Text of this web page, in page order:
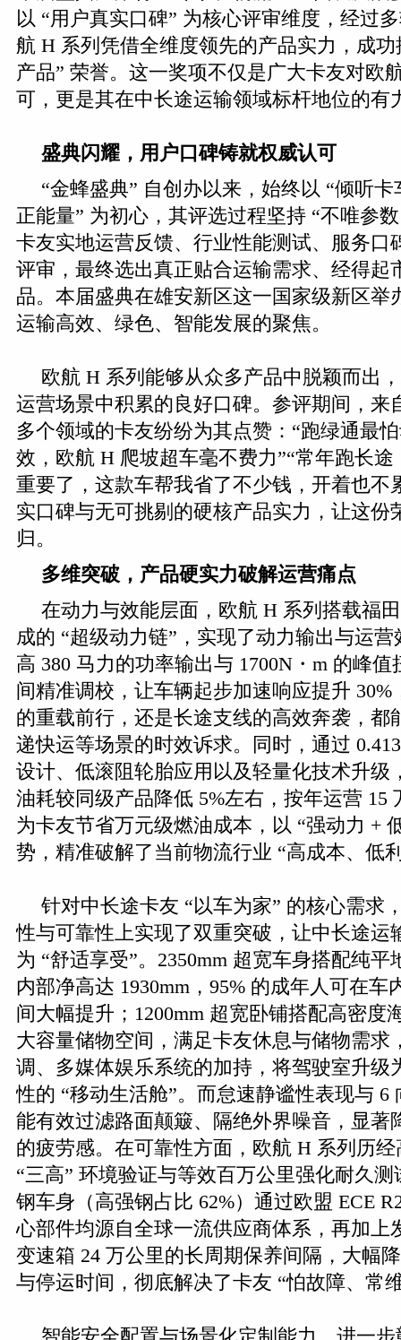
以 “用户真实口碑” 为核心评审维度，经过
航 H 系列凭借全维度领先的产品实力，成
产品” 荣誉。这一奖项不仅是广大卡友对欧
可，更是其在中长途运输领域标杆地位的有
盛典闪耀，用户口碑铸就权威认可
“金蜂盛典” 自创办以来，始终以 “倾听
正能量” 为初心，其评选过程坚持 “不唯参
卡友实地运营反馈、行业性能测试、服务口
评审，最终选出真正贴合运输需求、经得起
品。本届盛典在雄安新区这一国家级新区举
运输高效、绿色、智能发展的聚焦。
欧航 H 系列能够从众多产品中脱颖而出
运营场景中积累的良好口碑。参评期间，来
多个领域的卡友纷纷为其点赞：“跑绿通最
效，欧航 H 爬坡超车毫不费力”“常年跑长
重要了，这款车帮我省了不少钱，开着也不
实口碑与无可挑剔的硬核产品实力，让这份
归。
多维突破，产品硬实力破解运营痛点
在动力与效能层面，欧航 H 系列搭载福
成的 “超级动力链”，实现了动力输出与运
高 380 马力的功率输出与 1700N・m 的峰
间精准调校，让车辆起步加速响应提升
的重载前行，还是长途支线的高效奔袭，都
递快运等场景的时效诉求。同时，通过
设计、低滚阻轮胎应用以及轻量化技术升级
油耗较同级产品降低 5%左右，按年运营 15
为卡友节省万元级燃油成本，以 “强动力 +
势，精准破解了当前物流行业 “高成本、低
针对中长途卡友 “以车为家” 的核心需求
性与可靠性上实现了双重突破，让中长途运
为 “舒适享受”。2350mm 超宽车身搭配纯
内部净高达 1930mm，95% 的成年人可在车
间大幅提升；1200mm 超宽卧铺搭配高密度
大容量储物空间，满足卡友休息与储物需求
调、多媒体娱乐系统的加持，将驾驶室升级
性的 “移动生活舱”。而怠速静谧性表现与 6
能有效过滤路面颠簸、隔绝外界噪音，显著
的疲劳感。在可靠性方面，欧航 H 系列历
“三高” 环境验证与等效百万公里强化耐久测
钢车身（高强钢占比 62%）通过欧盟 ECE
心部件均源自全球一流供应商体系，再加上
变速箱 24 万公里的长周期保养间隔，大幅
与停运时间，彻底解决了卡友 “怕故障、常